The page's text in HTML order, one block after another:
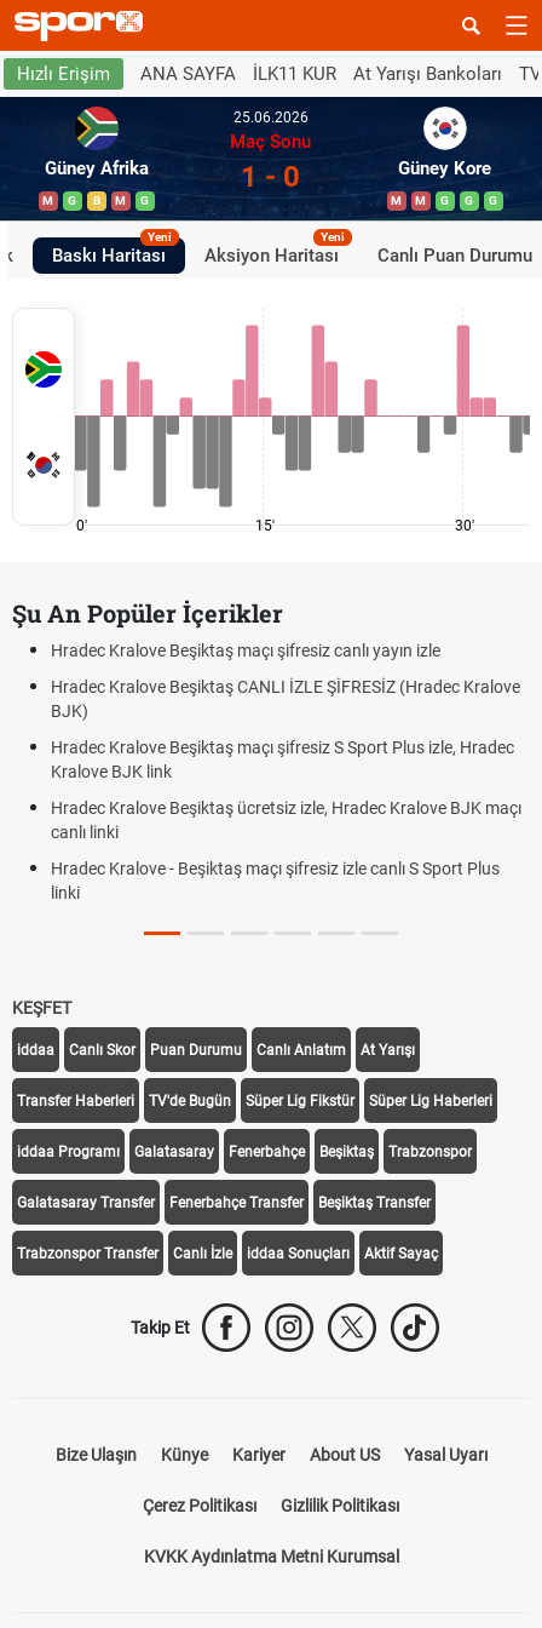
Hızlı Erişim ANA SAYFA İLK11 KUR At Yarışı Bankoları
Güney Afrika
M G B M G
25.06.2026
Maç Sonu
1 - 0 Güney Kore
M M G G G
Baskı Haritası
Yeni
Aksiyon Haritası
Yeni
Canlı Puan Durumu
0' 15' 30'
Şu An Popüler İçerikler
Hradec Kralove Beşiktaş maçı şifresiz canlı yayın izle
Hradec Kralove Beşiktaş CANLI İZLE ŞİFRESİZ (Hradec Kralove
BJK)
Hradec Kralove Beşiktaş maçı şifresiz S Sport Plus izle, Hradec
Kralove BJK link
Hradec Kralove Beşiktaş ücretsiz izle, Hradec Kralove BJK maçı
canlı linki
Hradec Kralove - Beşiktaş maçı şifresiz izle canlı S Sport Plus
linki
KEŞFET
iddaa Canlı Skor Puan Durumu Canlı Anlatım At Yarışı
Transfer Haberleri TV'de Bugün Süper Lig Fikstür Süper Lig Haberleri
iddaa Programı Galatasaray Fenerbahçe Beşiktaş Trabzonspor
Galatasaray Transfer Fenerbahçe Transfer Beşiktaş Transfer
Trabzonspor Transfer Canlı İzle iddaa Sonuçları Aktif Sayaç
Takip Et
Bize Ulaşın Künye Kariyer About US Yasal Uyarı
Çerez Politikası Gizlilik Politikası
KVKK Aydınlatma Metni Kurumsal